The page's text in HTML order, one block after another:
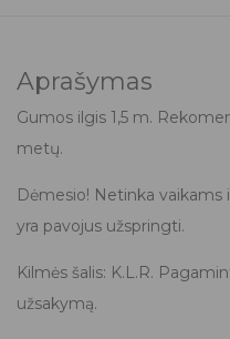
Aprašymas
Gumos ilgis 1,5 m.
metų.
Dėmesio! Netinka
yra pavojus užspringti.
Kilmės šalis: K.L.R.
užsakymą.